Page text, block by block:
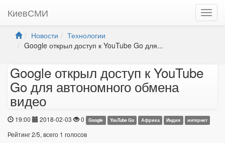
КиевСМИ
Новости
Технологии
Google открыл доступ к YouTube Go для...
Google открыл доступ к YouTube
Go для автономного обмена
видео
19:00 2018-02-03 0 Google YouTube Go Африка Индия интернет
Рейтинг2/5, всего 1 голосов